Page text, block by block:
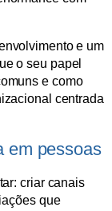
e um
o seu papel
e como
centrada
em pessoas
criar canais
que